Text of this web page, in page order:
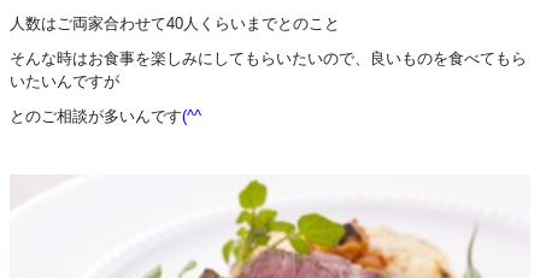
人数はご両家合わせて40人くらいまでとのこと
そんな時はお食事を楽しみにしてもらいたいので、良いものを食べてもら
いたいんですが
とのご相談が多いんです(^^ゞ